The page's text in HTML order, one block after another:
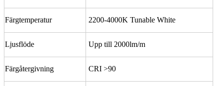
Färgtemperatur 2200-4000K Tunable White
Ljusflöde Upp till 2000lm/m
Färgåtergivning CRI >90